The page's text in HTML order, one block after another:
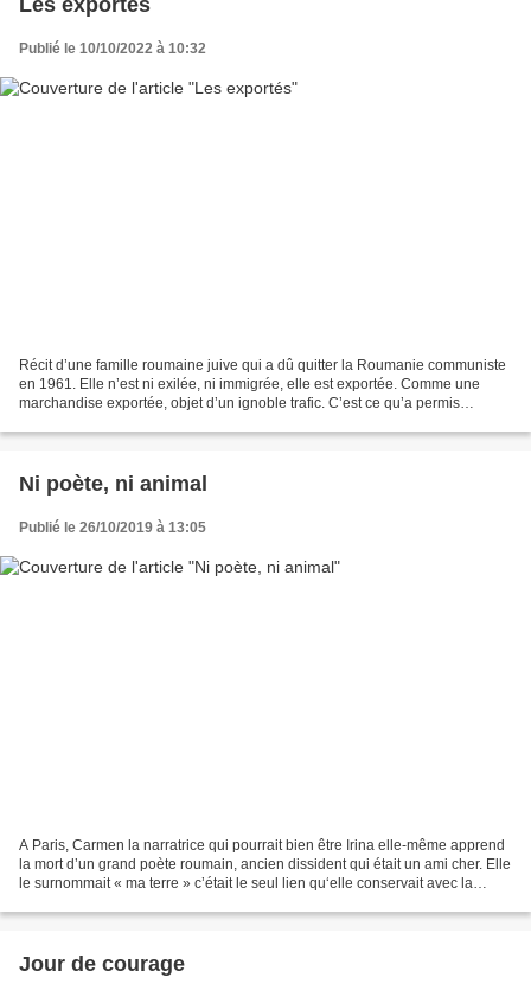
Publié le 10/10/2022 à 10:32
Récit d’une famille roumaine juive qui a dû quitter la Roumanie communiste
en 1961. Elle n’est ni exilée, ni immigrée, elle est exportée. Comme une
marchandise exportée, objet d’un ignoble trafic. C’est ce qu’a permis
Ni poète, ni animal
Publié le 26/10/2019 à 13:05
A Paris, Carmen la narratrice qui pourrait bien être Irina elle-même apprend
la mort d’un grand poète roumain, ancien dissident qui était un ami cher. Elle
le surnommait « ma terre » c’était le seul lien qu‘elle conservait avec la
Jour de courage